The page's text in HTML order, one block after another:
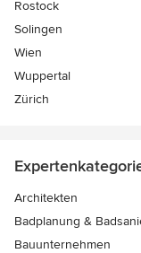
Rostock
Solingen
Wien
Wuppertal
Zürich
Architekten
Badplanung &
Bauunternehmen